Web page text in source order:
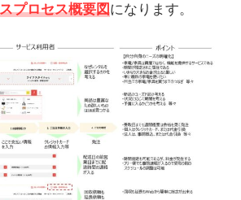
プロセス概要図になります。